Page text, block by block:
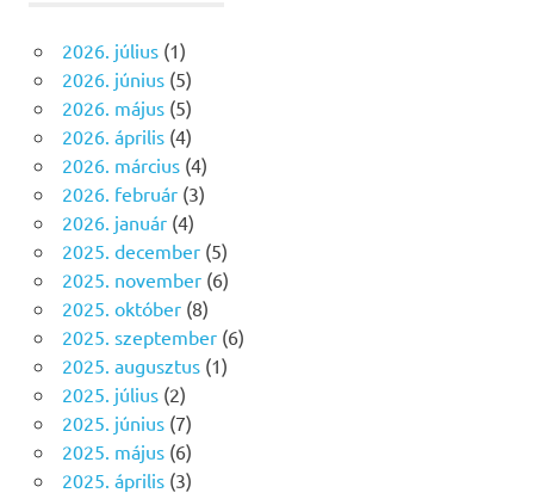
2026. július(1)
2026. június(5)
2026. május(5)
2026. április(4)
2026. március(4)
2026. február(3)
2026. január(4)
2025. december(5)
2025. november(6)
2025. október(8)
2025. szeptember(6)
2025. augusztus(1)
2025. július(2)
2025. június(7)
2025. május(6)
2025. április(3)